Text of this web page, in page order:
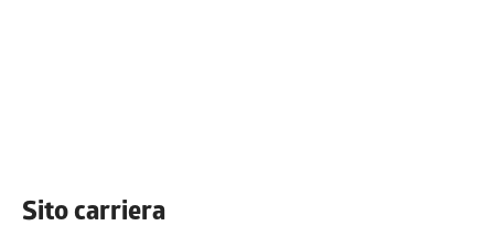
Sito carriera